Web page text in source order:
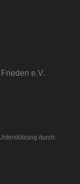
e.V.
durch: